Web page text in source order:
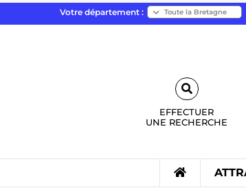
Votre département :
EFFECTUER
UNE RECHERCHE